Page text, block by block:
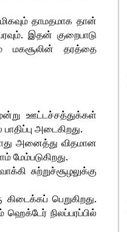
தாமதமாக தான்
இதன் குறைபாடு
மகசூலின் தரத்தை
ஊட்டச்சத்துக்கள்
அடைகிறது.
அனைத்து விதமான
சுற்றுச்சூழலுக்கு
பெறுகிறது.
நிலப்பரப்பில்